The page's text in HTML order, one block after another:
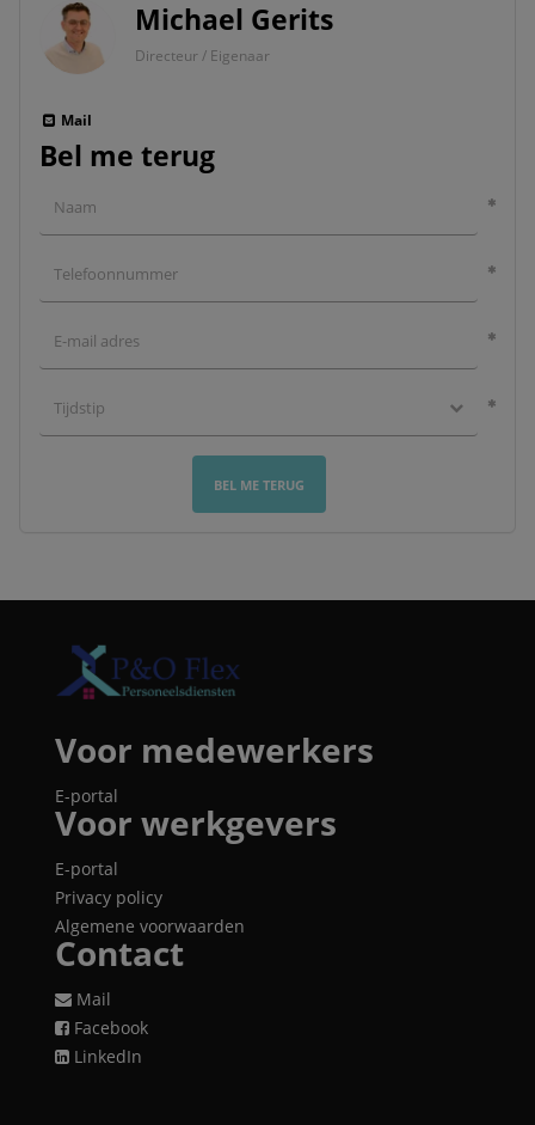
Michael Gerits
Directeur / Eigenaar
Mail
Bel me terug
BEL ME TERUG
Voor medewerkers
E-portal
Voor werkgevers
E-portal
Privacy policy
Algemene voorwaarden
Contact
Mail
Facebook
LinkedIn